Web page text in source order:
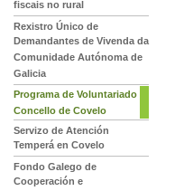
fiscais no rural
Rexistro Único de
Demandantes de Vivenda da
Comunidade Autónoma de
Galicia
Programa de Voluntariado
Concello de Covelo
Servizo de Atención
Temperá en Covelo
Fondo Galego de
Cooperación e